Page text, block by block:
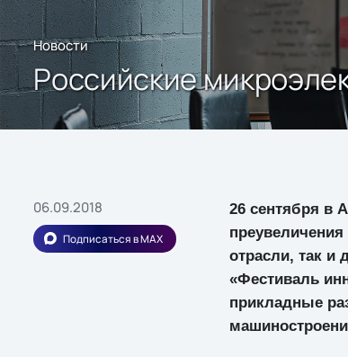
Новости
Российские
06.09.2018
Подписаться в MAX
26 сентября в
отрасли, так и
«Фестиваль
прикладные